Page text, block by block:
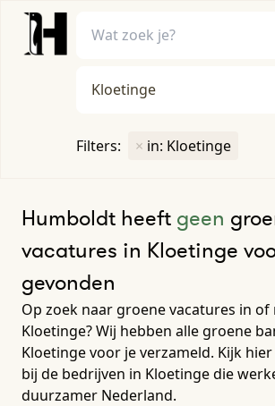
Filters: × in: Kloetinge
Humboldt heeft geen
vacatures in Kloetinge
gevonden
Op zoek naar groene vacatures in
Kloetinge? Wij hebben alle groene
Kloetinge voor je verzameld. Kijk
bij de bedrijven in Kloetinge die
duurzamer Nederland.